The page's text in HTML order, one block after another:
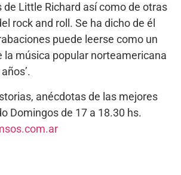
de Little Richard así como de otras
rock and roll. Se ha dicho de él
puede leerse como un
la música popular norteamericana
anécdotas de las mejores
Domingos de 17 a 18.30 hs.